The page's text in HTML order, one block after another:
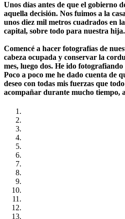
Unos días antes de que el gobierno
aquella decisión. Nos fuimos a la
unos diez mil metros cuadrados en
capital, sobre todo para nuestra hija.
Comencé a hacer fotografías de
cabeza ocupada y conservar la
mes, luego dos. He ido
Poco a poco me he dado cuenta de
deseo con todas mis fuerzas que
acompañar durante mucho tiempo,